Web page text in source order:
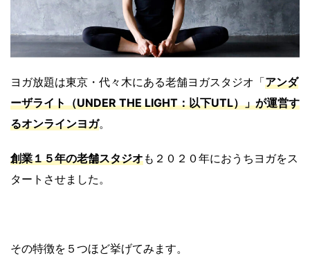
ヨガ放題は東京・代々木にある老舗ヨガスタジオ「アンダ
ーザライト（UNDER THE LIGHT：以下UTL）」が運営す
るオンラインヨガ。
創業１５年の老舗スタジオも２０２０年におうちヨガをス
タートさせました。
その特徴を５つほど挙げてみます。